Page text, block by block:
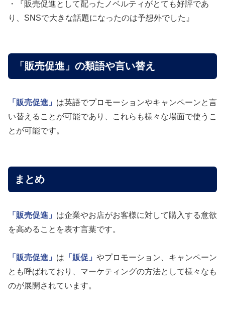
・『販売促進として配ったノベルティがとても好評であ
り、SNSで大きな話題になったのは予想外でした』
「販売促進」の類語や言い替え
「販売促進」 は英語でプロモーションやキャンペーンと言
い替えることが可能であり、これらも様々な場面で使うこ
とが可能です。
まとめ
「販売促進」 は企業やお店がお客様に対して購入する意欲
を高めることを表す言葉です。
「販売促進」 は 「販促」 やプロモーション、キャンペーン
とも呼ばれており、マーケティングの方法として様々なも
のが展開されています。